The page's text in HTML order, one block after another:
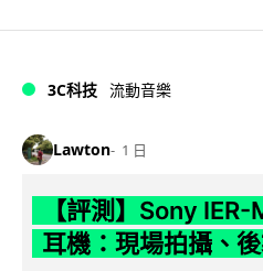
3C科技 流動音樂
Lawton 1 日
【評測】Sony
耳機：現場拍攝、